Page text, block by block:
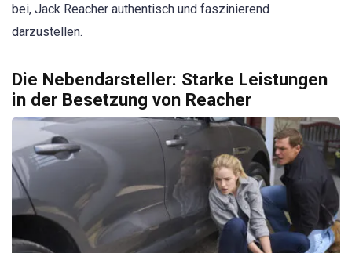
bei, Jack Reacher authentisch und faszinierend
darzustellen.
Die Nebendarsteller: Starke Leistungen
in der Besetzung von Reacher